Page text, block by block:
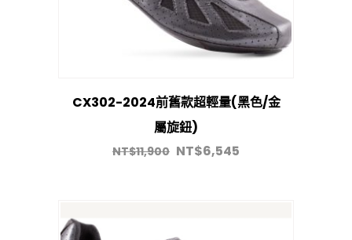
CX302-2024前舊款超輕量(黑色/金
屬旋鈕)
NT$11,900 NT$6,545